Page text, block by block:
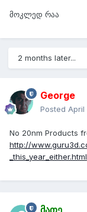
მოკლედ რაა
2 months later...
George
Posted April
No 20nm Products
http://
_this_year_either.html